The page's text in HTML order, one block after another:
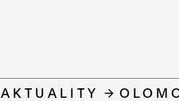
AKTUALITY